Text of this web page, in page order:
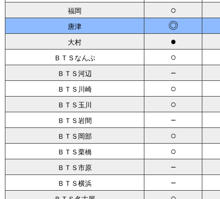
福岡 ○
唐津 ◎
大村 ●
ＢＴＳなんぶ ○
ＢＴＳ河辺 －
ＢＴＳ川崎 ○
ＢＴＳ玉川 ○
ＢＴＳ岩間 －
ＢＴＳ岡部 ○
ＢＴＳ栗橋 ○
ＢＴＳ市原 －
ＢＴＳ横浜 －